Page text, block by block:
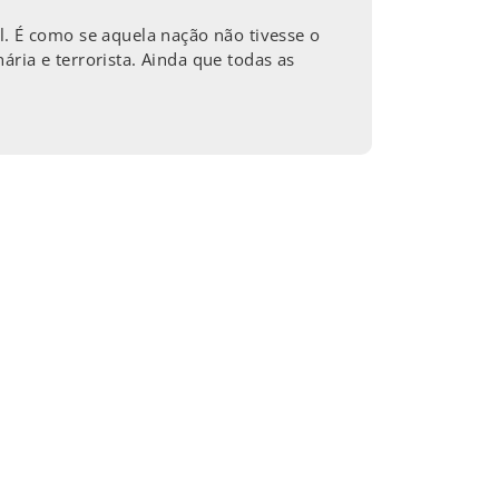
como se aquela nação não tivesse o
e terrorista. Ainda que todas as